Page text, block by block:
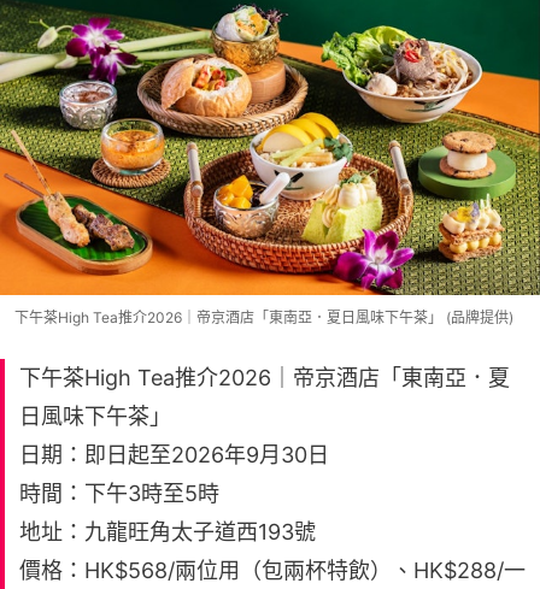
下午茶High Tea推介2026｜帝京酒店「東南亞．夏日風味下午茶」 (品牌提供)
下午茶High Tea推介2026｜帝京酒店「東南亞．夏
日風味下午茶」
日期：即日起至2026年9月30日
時間：下午3時至5時
地址：九龍旺角太子道西193號
價格：HK$568/兩位用（包兩杯特飲）、HK$288/一